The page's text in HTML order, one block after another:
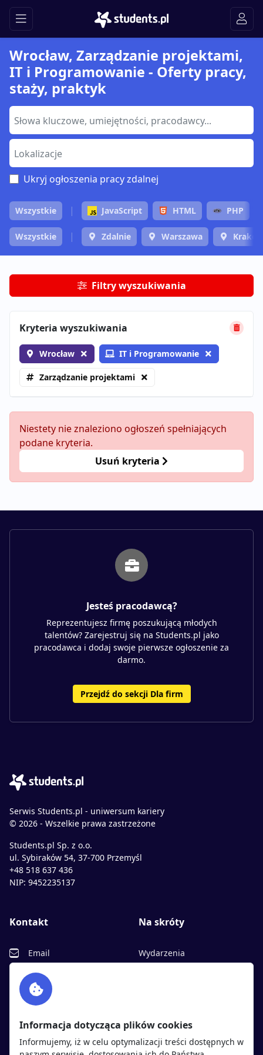
Wrocław, Zarządzanie projektami,
IT i Programowanie - Oferty pracy,
staży, praktyk
Ukryj ogłoszenia pracy zdalnej
Wszystkie JavaScript HTML PHP
Wszystkie Zdalnie Warszawa
Filtry wyszukiwania
Kryteria wyszukiwania
Wrocław IT i Programowanie
Zarządzanie projektami
Niestety nie znaleziono ogłoszeń spełniających
podane kryteria.
Usuń kryteria
Jesteś pracodawcą?
Reprezentujesz firmę poszukującą młodych
talentów? Zarejestruj się na Students.pl jako
pracodawca i dodaj swoje pierwsze ogłoszenie za
darmo.
Przejdź do sekcji Dla firm
Serwis Students.pl - uniwersum kariery
© 2026 - Wszelkie prawa zastrzeżone
Students.pl Sp. z o.o.
ul. Sybiraków 54, 37-700 Przemyśl
+48 518 637 436
NIP: 9452235137
Kontakt
Email
Facebook
Twitter
Na skróty
Wydarzenia
Polityka cookies
Polityka prywatności
Informacja dotycząca plików cookies
Informujemy, iż w celu optymalizacji treści dostępnych w